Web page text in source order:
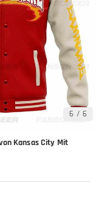
6 / 6
Kansas City Mit